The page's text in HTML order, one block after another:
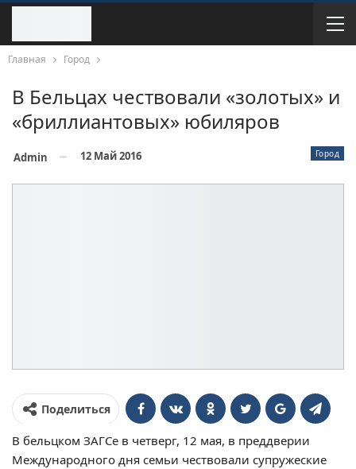
Главная Город
В Бельцах чествовали «золотых» и
«бриллиантовых» юбиляров
Город
Admin 12 Май 2016
Поделиться
В бельцком ЗАГСе в четверг, 12 мая, в преддверии
Международного дня семьи чествовали супружеские